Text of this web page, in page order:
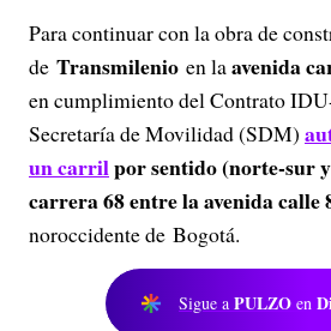
Para continuar con la obra de
de Transmilenio en laavenida
en cumplimiento del Contrato
Secretaría de Movilidad (SDM)
un carrilpor sentido (norte-sur
carrera 68 entre la avenida calle
noroccidente de Bogotá.
Sigue a PULZO en